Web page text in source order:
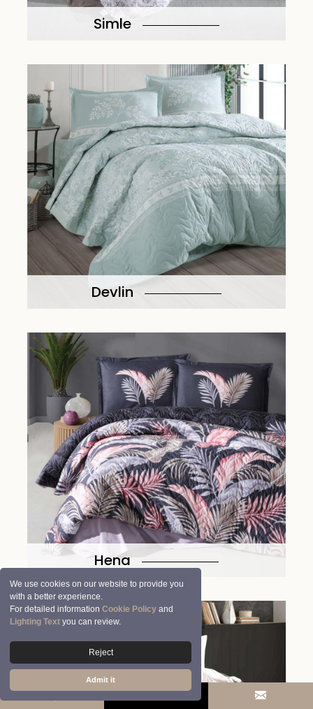
We use cookies on our website to provide you
with a better experience.
For detailed informationCookie Policy and
Lighting Text you can review.
Reject
Admit it
Simle
Devlin
Hena